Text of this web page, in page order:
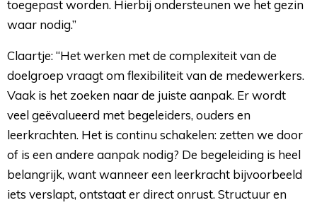
toegepast worden. Hierbij ondersteunen we het gezin
waar nodig.”
Claartje: “Het werken met de complexiteit van de
doelgroep vraagt om flexibiliteit van de medewerkers.
Vaak is het zoeken naar de juiste aanpak. Er wordt
veel geëvalueerd met begeleiders, ouders en
leerkrachten. Het is continu schakelen: zetten we door
of is een andere aanpak nodig? De begeleiding is heel
belangrijk, want wanneer een leerkracht bijvoorbeeld
iets verslapt, ontstaat er direct onrust. Structuur en